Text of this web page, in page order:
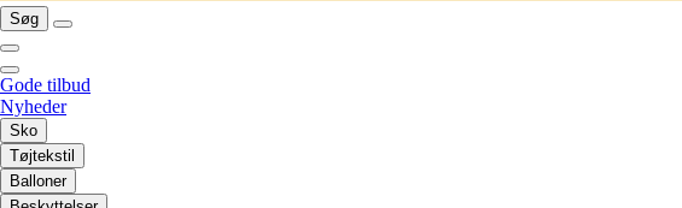
Søg
Gode tilbud
Nyheder
Sko
Tøjtekstil
Balloner